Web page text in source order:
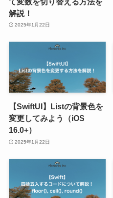
解説！
2025年1月22日
【SwiftUI】Listの背景色を
変更してみよう（iOS
16.0+）
2025年1月22日